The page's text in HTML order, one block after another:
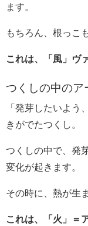
ます。
もちろん、根っこ
これは、「風」ヴ
つくしの中のア
「発芽したいよう
きがでたつくし。
つくしの中で、発
変化が起きます。
その時に、熱が生
これは、「火」＝